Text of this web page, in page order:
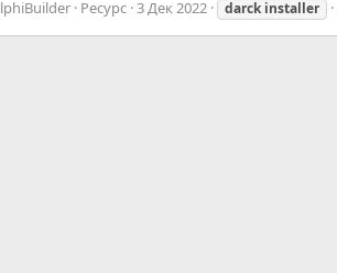
Ресурс 3 Дек 2022 darck installer